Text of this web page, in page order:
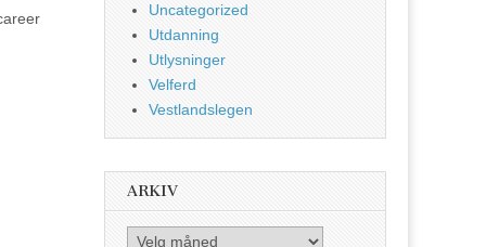
Uncategorized
Utdanning
Utlysninger
Velferd
Vestlandslegen
ARKIV
Arkiv